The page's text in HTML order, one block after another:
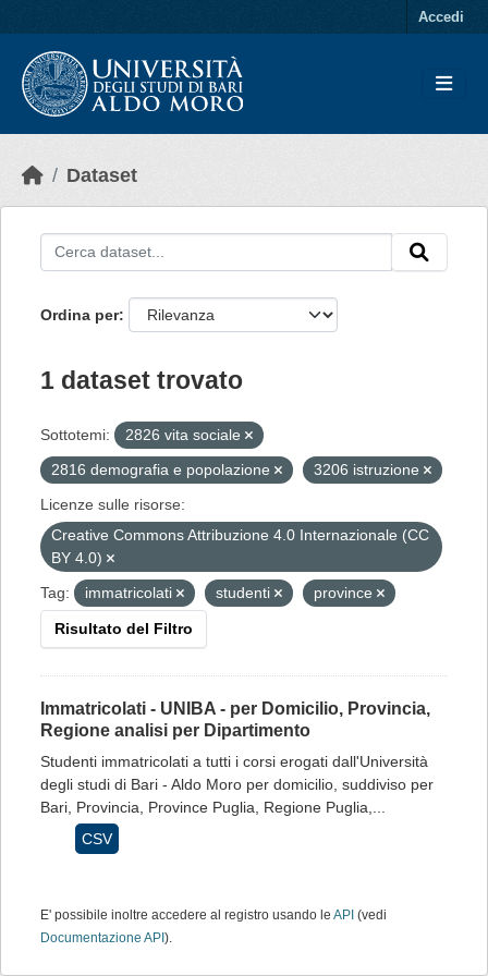
Accedi
Dataset
Ordina per
1 dataset trovato
Sottotemi:
2826 vita sociale
2816 demografia e popolazione
3206 istruzione
Licenze sulle risorse:
Creative Commons Attribuzione 4.0 Internazionale (CC
BY 4.0)
Tag:
immatricolati studenti province
Risultato del Filtro
Immatricolati - UNIBA - per Domicilio, Provincia,
Regione analisi per Dipartimento
Studenti immatricolati a tutti i corsi erogati dall'Università
degli studi di Bari - Aldo Moro per domicilio, suddiviso per
Bari, Provincia, Province Puglia, Regione Puglia,...
CSV
E' possibile inoltre accedere al registro usando le API (vedi
Documentazione API ).